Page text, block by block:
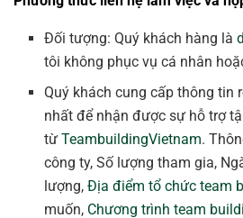
Đối tượng: Quý khách hàng là
tôi không phục vụ cá nhân
Quý khách cung cấp thông tin
nhất để nhận được sự hỗ trợ
từTeambuildingVietnam.
công ty, Số lượng tham gia,
lượng,Địa điểm tổ chức team
muốn, Chương trình team